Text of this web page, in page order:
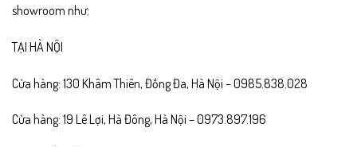
showroom như:
TẠI HÀ NỘI
Cửa hàng: 130 Khâm Thiên, Đống Đa, Hà Nội – 0985.838.028
Cửa hàng: 19 Lê Lợi, Hà Đông, Hà Nội – 0973.897.196